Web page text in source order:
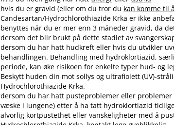
hvis du er gravid (eller om du tror du kan komme til
Candesartan​/​Hydrochlorothiazide Krka er ikke
benyttes når du er mer enn 3 måneder gravid, da
dersom det blir brukt på dette stadiet av
dersom du har hatt hudkreft eller hvis du utvikler
behandlingen. Behandling med hydroklortiazid,
periode, kan øke risikoen for enkelte typer hud- og
Beskytt huden din mot sollys og ultrafiolett (UV)-
Hydrochlorothiazide Krka.
dersom du har hatt pusteproblemer eller
væske i lungene) etter å ha tatt hydroklortiazid
alvorlig kortpustethet eller vanskeligheter med å